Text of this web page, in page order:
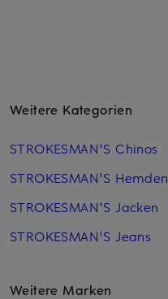
Weitere Kategorien
STROKESMAN'S Chinos
STROKESMAN'S Hemden
STROKESMAN'S Jacken
STROKESMAN'S Jeans
Weitere Marken